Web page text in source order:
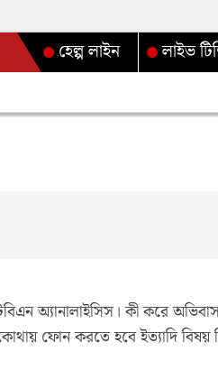
লাইভ
হেল্প লাইন
অ্যানালাইসিস। কী করে
ফোন করতে হবে ইত্যাদি বিষয়